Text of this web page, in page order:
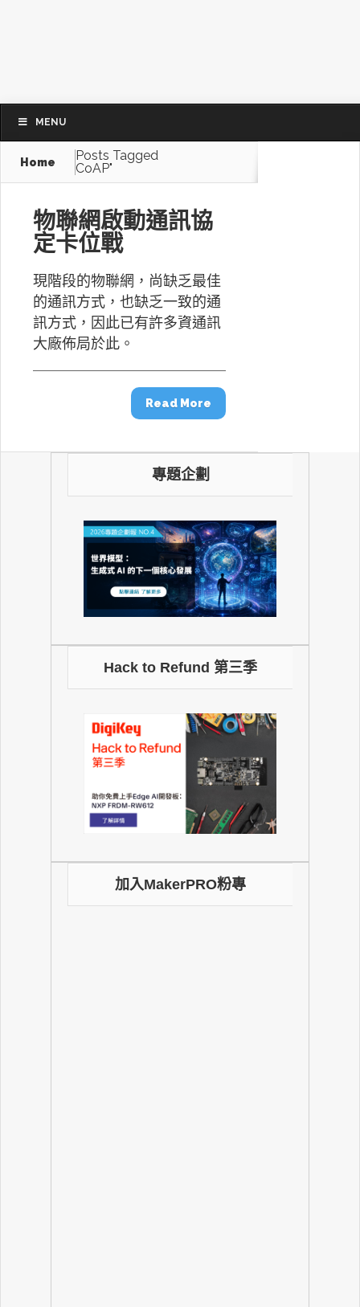
MENU
Home
Posts Tagged
CoAP"
物聯網啟動通訊協
定卡位戰
現階段的物聯網，尚缺乏最佳
的通訊方式，也缺乏一致的通
訊方式，因此已有許多資通訊
大廠佈局於此。
Read More
專題企劃
Hack to Refund 第三季
加入MakerPRO粉專